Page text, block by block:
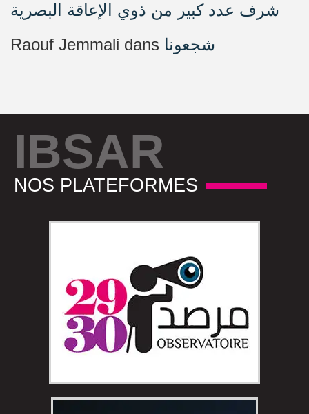
شرف عدد كبير من ذوي الإعاقة البصرية
Raouf Jemmali dans شجعونا
IBSAR
NOS PLATEFORMES